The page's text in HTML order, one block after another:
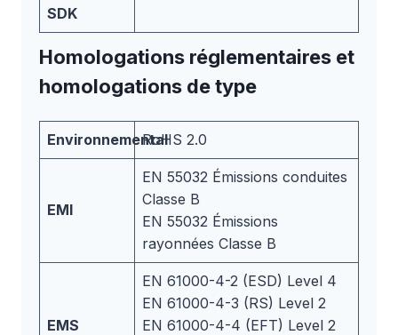
SDK
Homologations réglementaires et
homologations de type
EnvironnementalRoHS 2.0
EMI
EN 55032 Émissions conduites
Classe B
EN 55032 Émissions
rayonnées Classe B
EMS
EN 61000-4-2 (ESD) Level 4
EN 61000-4-3 (RS) Level 2
EN 61000-4-4 (EFT) Level 2